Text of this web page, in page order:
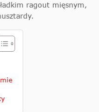
ragout mięsnym,